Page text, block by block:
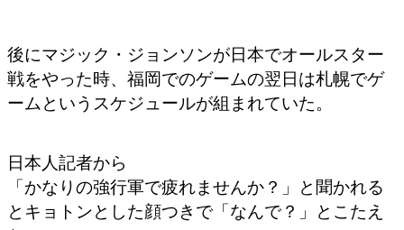
後にマジック・ジョンソンが日本でオールスター
戦をやった時、福岡でのゲームの翌日は札幌でゲ
ームというスケジュールが組まれていた。
日本人記者から
「かなりの強行軍で疲れませんか？」と聞かれる
とキョトンとした顔つきで「なんで？」とこたえ